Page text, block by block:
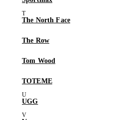
The North Face
The Row
Tom Wood
TOTEME
UGG